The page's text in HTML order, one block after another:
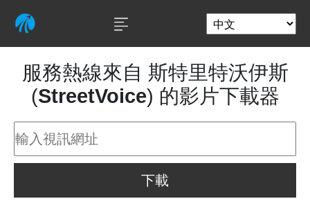
服務熱線來自 斯特里特沃伊斯
(StreetVoice) 的影片下載器
下載